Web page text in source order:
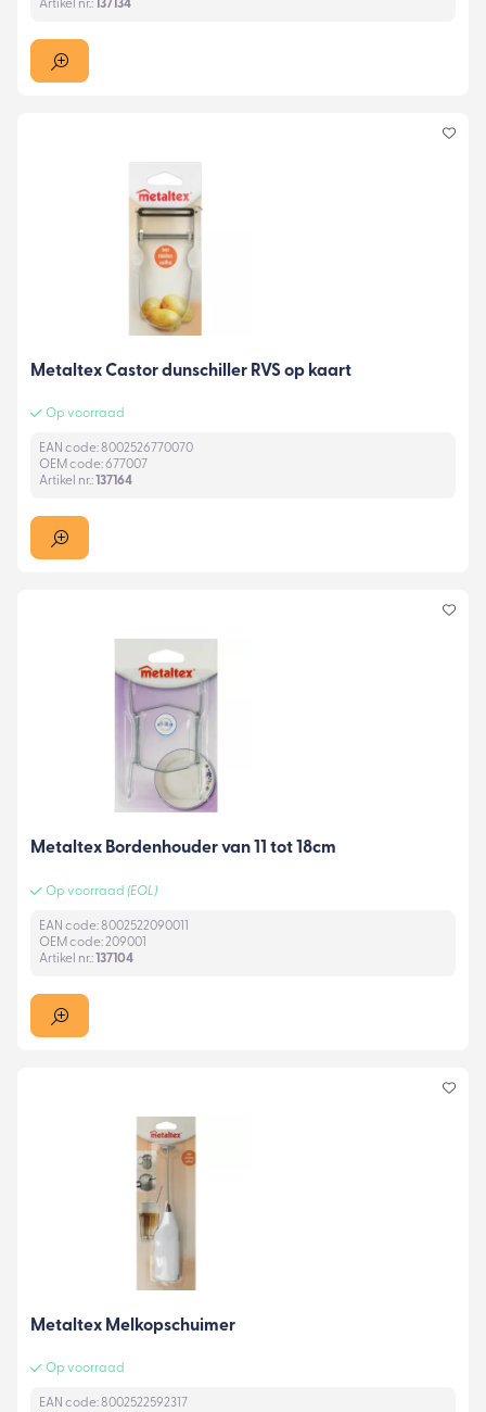
Artikel nr.: 137134
Metaltex Castor dunschiller RVS op kaart
Op voorraad
EAN code: 8002526770070
OEM code: 677007
Artikel nr.:137164
Metaltex Bordenhouder van 11 tot 18cm
Op voorraad (EOL)
EAN code: 8002522090011
OEM code: 209001
Artikel nr.:137104
Metaltex Melkopschuimer
Op voorraad
EAN code: 8002522592317